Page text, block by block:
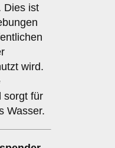
Dies ist
wird.
sorgt für
Wasser.